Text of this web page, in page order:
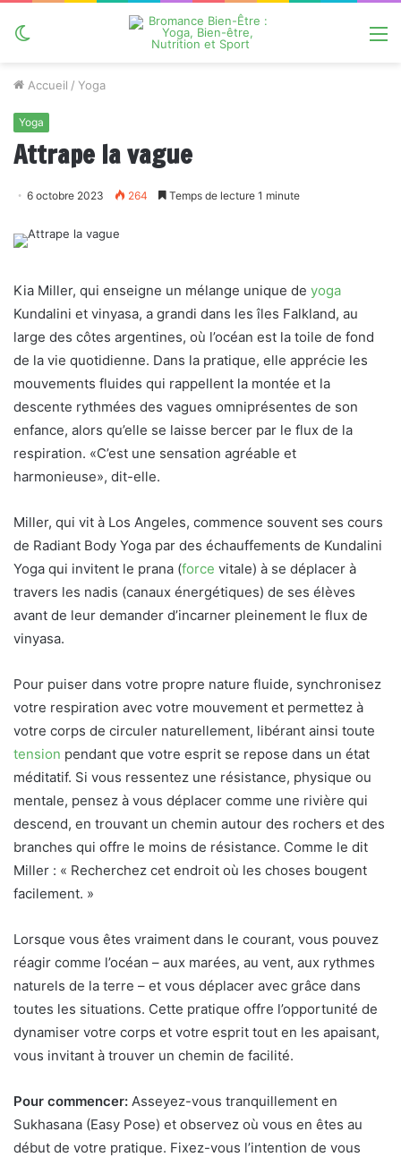
Accueil / Yoga
Yoga
Attrape la vague
6 octobre 2023 264 Temps de lecture 1 minute
Kia Miller, qui enseigne un mélange unique de yoga
Kundalini et vinyasa, a grandi dans les îles Falkland, au
large des côtes argentines, où l’océan est la toile de fond
de la vie quotidienne. Dans la pratique, elle apprécie les
mouvements fluides qui rappellent la montée et la
descente rythmées des vagues omniprésentes de son
enfance, alors qu’elle se laisse bercer par le flux de la
respiration. «C’est une sensation agréable et
harmonieuse», dit-elle.
Miller, qui vit à Los Angeles, commence souvent ses cours
de Radiant Body Yoga par des échauffements de Kundalini
Yoga qui invitent le prana (force vitale) à se déplacer à
travers les nadis (canaux énergétiques) de ses élèves
avant de leur demander d’incarner pleinement le flux de
vinyasa.
Pour puiser dans votre propre nature fluide, synchronisez
votre respiration avec votre mouvement et permettez à
votre corps de circuler naturellement, libérant ainsi toute
tension pendant que votre esprit se repose dans un état
méditatif. Si vous ressentez une résistance, physique ou
mentale, pensez à vous déplacer comme une rivière qui
descend, en trouvant un chemin autour des rochers et des
branches qui offre le moins de résistance. Comme le dit
Miller : « Recherchez cet endroit où les choses bougent
facilement. »
Lorsque vous êtes vraiment dans le courant, vous pouvez
réagir comme l’océan – aux marées, au vent, aux rythmes
naturels de la terre – et vous déplacer avec grâce dans
toutes les situations. Cette pratique offre l’opportunité de
dynamiser votre corps et votre esprit tout en les apaisant,
vous invitant à trouver un chemin de facilité.
Pour commencer: Asseyez-vous tranquillement en
Sukhasana (Easy Pose) et observez où vous en êtes au
début de votre pratique. Fixez-vous l’intention de vous